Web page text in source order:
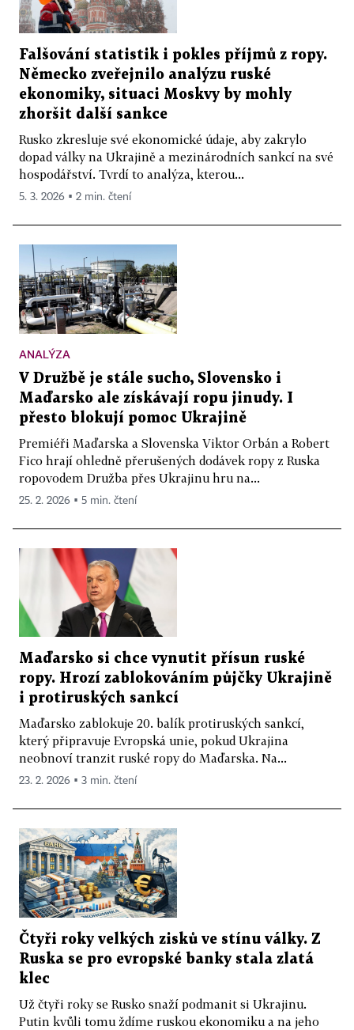
Falšování statistik i pokles příjmů z ropy.
Německo zveřejnilo analýzu ruské
ekonomiky, situaci Moskvy by mohly
zhoršit další sankce
Rusko zkresluje své ekonomické údaje, aby zakrylo
dopad války na Ukrajině a mezinárodních sankcí na své
hospodářství. Tvrdí to analýza, kterou...
5. 3. 2026 ▪ 2 min. čtení
ANALÝZA
V Družbě je stále sucho, Slovensko i
Maďarsko ale získávají ropu jinudy. I
přesto blokují pomoc Ukrajině
Premiéři Maďarska a Slovenska Viktor Orbán a Robert
Fico hrají ohledně přerušených dodávek ropy z Ruska
ropovodem Družba přes Ukrajinu hru na...
25. 2. 2026 ▪ 5 min. čtení
Maďarsko si chce vynutit přísun ruské
ropy. Hrozí zablokováním půjčky Ukrajině
i protiruských sankcí
Maďarsko zablokuje 20. balík protiruských sankcí,
který připravuje Evropská unie, pokud Ukrajina
neobnoví tranzit ruské ropy do Maďarska. Na...
23. 2. 2026 ▪ 3 min. čtení
Čtyři roky velkých zisků ve stínu války. Z
Ruska se pro evropské banky stala zlatá
klec
Už čtyři roky se Rusko snaží podmanit si Ukrajinu.
Putin kvůli tomu ždíme ruskou ekonomiku a na jeho